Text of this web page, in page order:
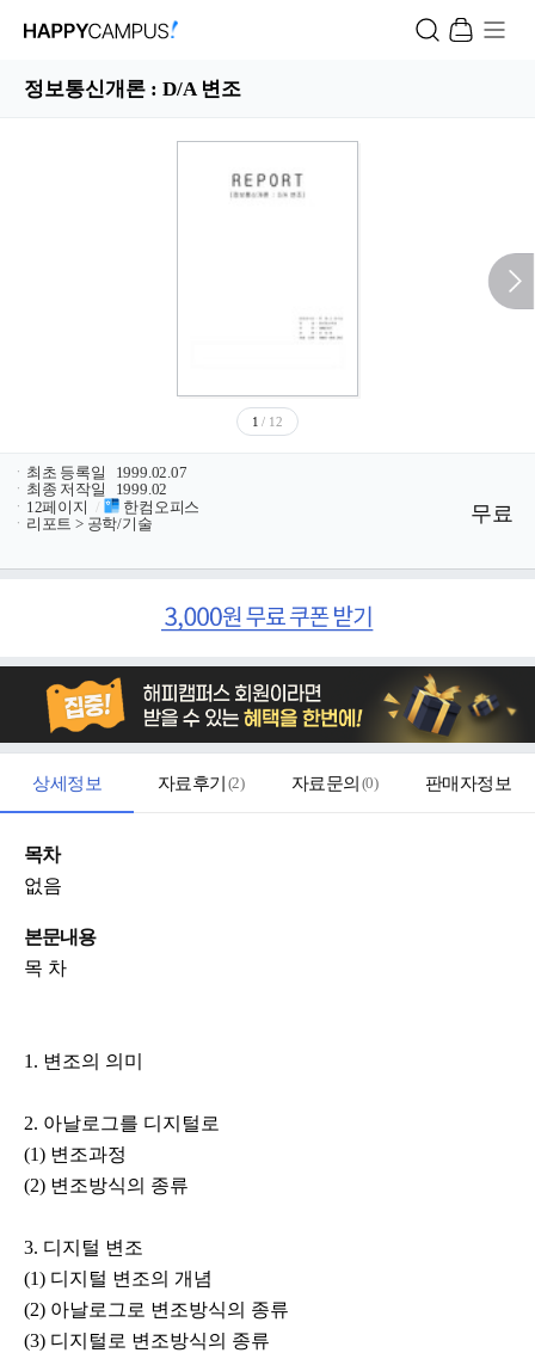
정보통신개론 : D/A 변조
1 / 12
ㆍ 최초 등록일
1999.02.07
ㆍ 최종 저작일
1999.02
ㆍ 12페이지 /
한컴오피스
ㆍ 리포트 > 공학/기술 무료
상세정보 자료후기 (2) 자료문의 (0) 판매자정보
목차
없음
본문내용
목 차
1. 변조의 의미
2. 아날로그를 디지털로
(1) 변조과정
(2) 변조방식의 종류
3. 디지털 변조
(1) 디지털 변조의 개념
(2) 아날로그로 변조방식의 종류
(3) 디지털로 변조방식의 종류